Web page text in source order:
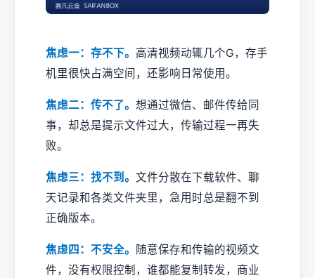
焦虑一：存不下。 高清视频动辄几个G，存手
机里很快占满空间，还影响日常使用。
焦虑二：传不了。 想通过微信、邮件传给同
事，却总是提示文件过大，传输过程一再失
败。
焦虑三：找不到。 文件分散在下载软件、聊
天记录和各类文件夹里，急用时总是翻不到
正确版本。
焦虑四：不安全。
随意保存和传输的视频文
件，没有权限控制，谁都能复制转发，商业